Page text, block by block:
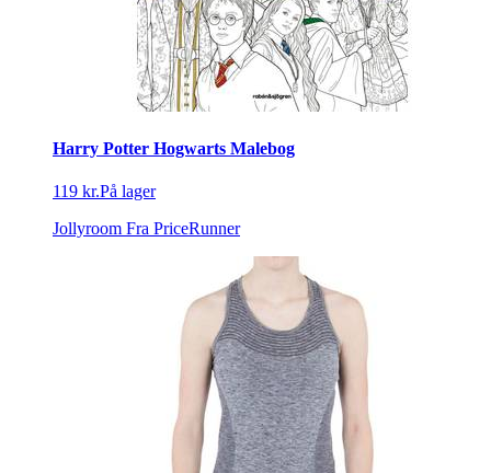
Harry Potter Hogwarts Malebog
119 kr.På lager
Jollyroom Fra PriceRunner